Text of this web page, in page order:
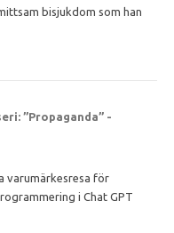
bisjukdom som han
”Propaganda” -
varumärkesresa för
i Chat GPT